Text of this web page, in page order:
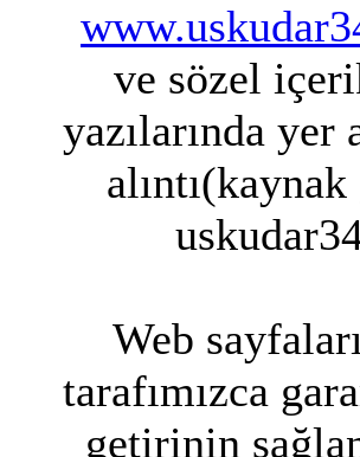
ve sözel
yazılarında
Web
tarafımızca
getirinin